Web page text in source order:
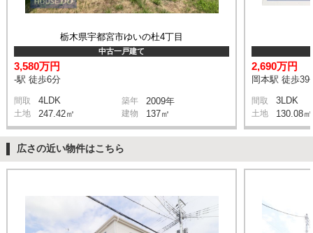
栃木県宇都宮市ゆいの杜4丁目
中古一戸建て
3,580万円
-駅 徒歩6分
間取 4LDK 築年 2009年
土地 247.42㎡ 建物 137㎡
2,690万円
岡本駅 徒歩39
間取 3LDK
土地 130.08㎡
広さの近い物件はこちら